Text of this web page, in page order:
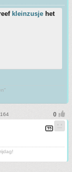
kleinzusje het